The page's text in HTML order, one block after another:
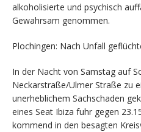
alkoholisierte und psychisch
Gewahrsam genommen.
Plochingen: Nach Unfall
In der Nacht von Samstag auf
Neckarstraße/Ulmer Straße zu
unerheblichem Sachschaden
eines Seat Ibiza fuhr gegen
kommend in den besagten